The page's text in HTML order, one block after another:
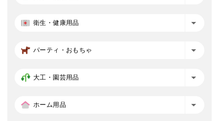
衛生・健康用品
パーティ・おもちゃ
大工・園芸用品
ホーム用品